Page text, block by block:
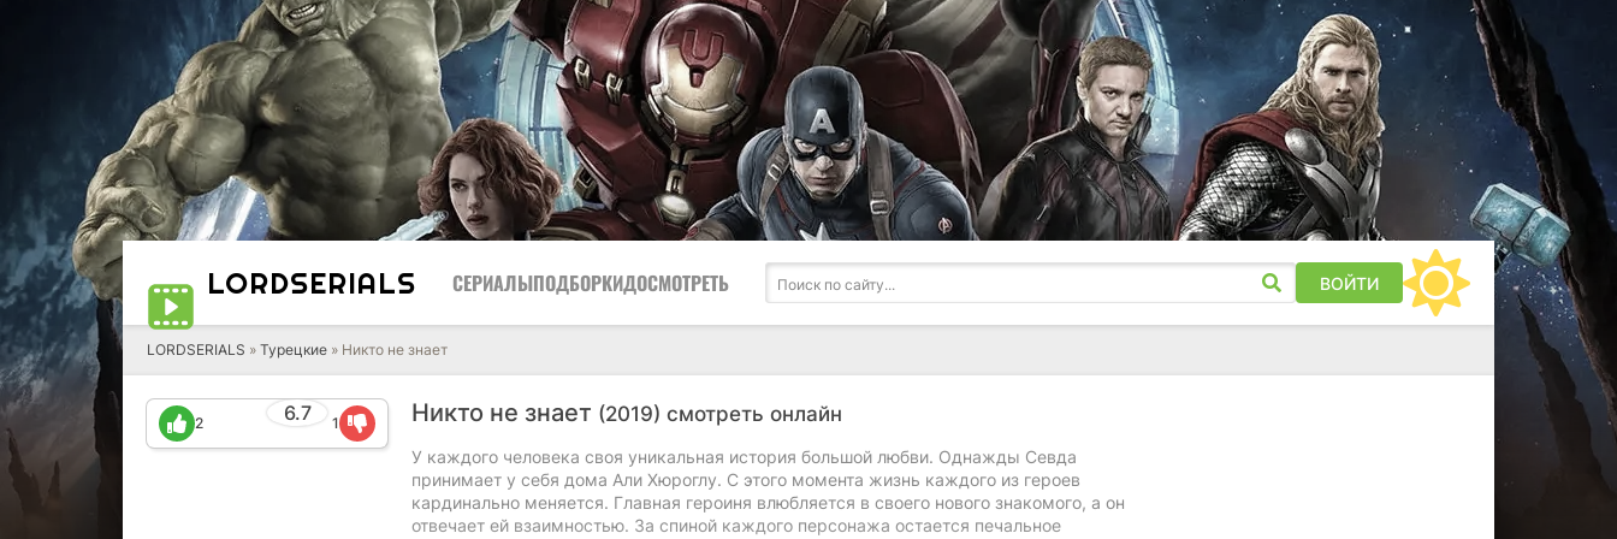
LORDSERIALS СЕРИАЛЫПОДБОРКИДОСМОТРЕТЬ ВОЙТИ
LORDSERIALS » Турецкие » Никто не знает
Никто не знает (2019) смотреть онлайн
6.7
2 1
У каждого человека своя уникальная история большой любви. Однажды Севда
принимает у себя дома Али Хюроглу. С этого момента жизнь каждого из героев
кардинально меняется. Главная героиня влюбляется в своего нового знакомого, а он
отвечает ей взаимностью. За спиной каждого персонажа остается печальное